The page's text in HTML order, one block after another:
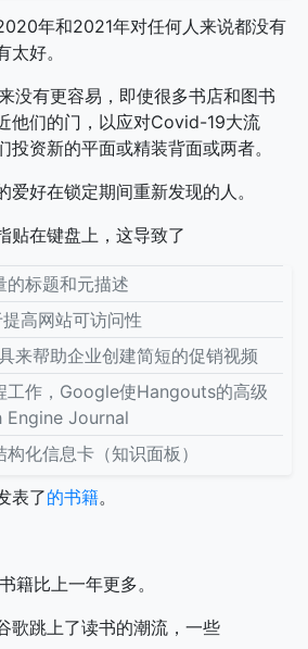
年和2021年对任何人来说都没有
好。
没有更容易，即使很多书店和图书
他们的门，以应对Covid-19大流
投资新的平面或精装背面或两者。
好在锁定期间重新发现的人。
贴在键盘上，这导致了
的标题和元描述
高网站可访问性
来帮助企业创建简短的促销视频
工作，Google使Hangouts的高级
Engine Journal
化信息卡（知识面板）
表了的书籍。
籍比上一年更多。
歌跳上了读书的潮流，一些